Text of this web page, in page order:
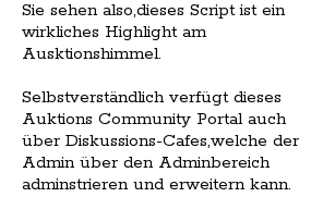
Sie sehen also,dieses Script ist ein
wirkliches Highlight am
Ausktionshimmel.
Selbstverständlich verfügt dieses
Auktions Community Portal auch
über Diskussions-Cafes,welche der
Admin über den Adminbereich
adminstrieren und erweitern kann.